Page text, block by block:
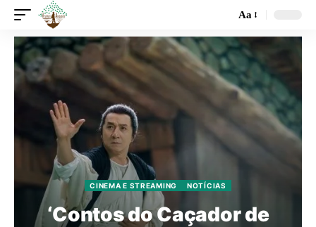
Aa
CINEMA E STREAMING NOTÍCIAS
‘Contos do Caçador de